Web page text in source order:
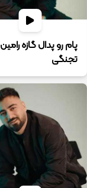
پام رو پدال گازه رامین
تجنگی